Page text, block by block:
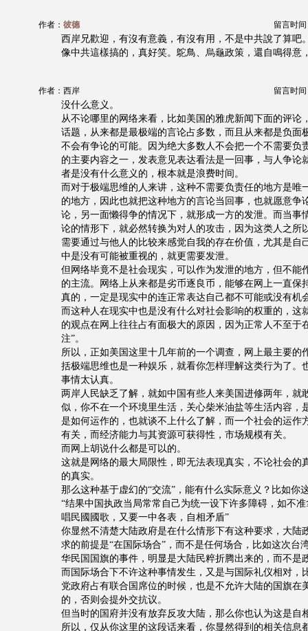
作者： 彼德 留言时间
西岸兄歡迎，有沒有意義，有沒有用，不是中共說了算吧
像中共這樣搞的，真好笑。鴕鳥、烏龜政策，還自鳴得意
作者：西岸 留言时间
没什么意义。
从不论哪里的网络来看，比如美国的雅虎新闻下面的评论
话题，从来都是最极端的言论占多数，而且从来都是负面
不会有争论的可能。因为绝大多数人不会把一个不需要负
的主要内容之一，发表意见表达看法是一回事，与人争论
者是没有什么意义的，根本就是浪费时间。
而对于极端思维的人来讲，这种不需要负责任的地方是唯
的地方，因此也就把这种地方的言论当回事，也就愿意争
论，另一面懒得争的情况下，就形成一方的发泄。而当事
论的情形下，就必然转换为对人的攻击，因为这类人之所
需要通过与他人的比较来感觉自我的存在价值，尤其是自
中是没有可能被重视的，就更需要发泄。
但网络毕竟不是社会现实，可以作为发泄的地方，但不能
的主流。网络上从来都是劣币逐良币，能够在网上一直保
真的，一定是现实中的连正常表达自己都不可能或没有机
而这种人在现实中也是没有什么对社会影响的权重的，这
的观点在网上往往占有面极大的原因，因为正常人不至于
注”。
所以，正如美国这里十几年前的一个调查，网上最主要的
括极端思维也是一种娱乐，就看你怎样理解这类行为了。
事情太认真。
两岸人民缺乏了解，就如中国有些人来美国进修两年，就
似，你不在一个环境里生活，关心柴米油盐等生活内容，
是如何运作的，也就谈不上什么了解，而一个社会的运作
有关，而经济能力与其资源可获得性，市场规模有关。
而网上胡说什么都是可以的。
这就是网络的最大局限性，即无法表现真实，不论社会的
的真实。
那么这种基于虚幻的“交流”，能有什么实际意义？比如你
“结果中国执政当局常常自己为统一设下许多障碍，如不
唱民國國歌，又要一中各表，自相矛盾”
你显然不清楚大陆政府是在什么情形下有这种要求，大陆
求的前提是“在国际场合”，而不是任何场合，比如这次台
华民国国旗的事件，明显是大陆民粹折腾出来的，而不是
而国际场合下不许这种事情发生，又是与国际礼仪相对，
党政府占有联合国席位的时候，也是不允许大陆的国旗在
的，否则会提外交抗议。
但当时的国府并没有放弃反攻大陆，那么你也认为这是自
所以，仅从你这里的这段话来看，你显然得到的相关信息